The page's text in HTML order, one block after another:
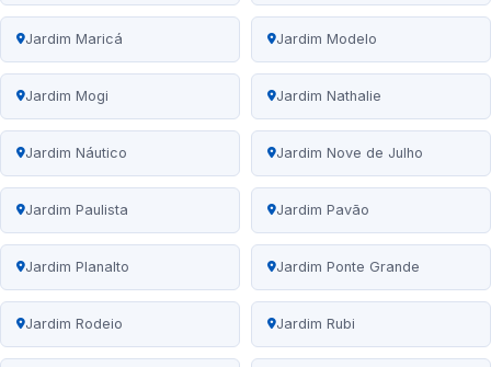
Jardim Maricá Jardim Modelo
Jardim Mogi Jardim Nathalie
Jardim Náutico Jardim Nove de Julho
Jardim Paulista Jardim Pavão
Jardim Planalto Jardim Ponte Grande
Jardim Rodeio Jardim Rubi